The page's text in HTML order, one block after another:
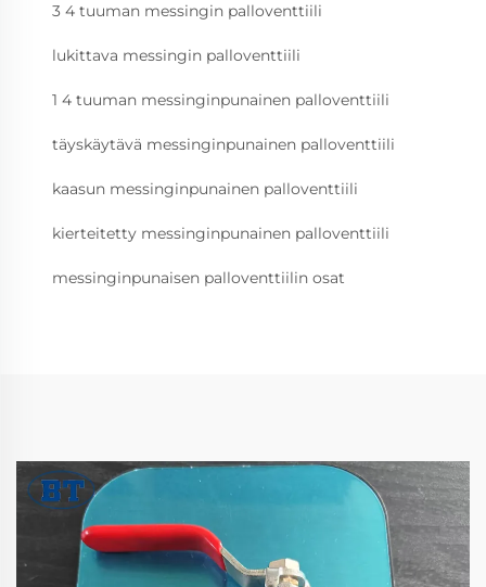
3 4 tuuman messingin palloventtiili
lukittava messingin palloventtiili
1 4 tuuman messinginpunainen palloventtiili
täyskäytävä messinginpunainen palloventtiili
kaasun messinginpunainen palloventtiili
kierteitetty messinginpunainen palloventtiili
messinginpunaisen palloventtiilin osat